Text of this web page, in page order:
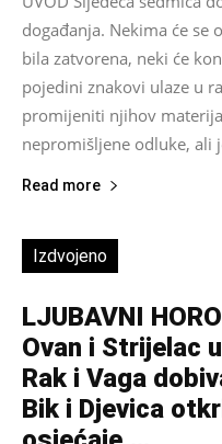
događanja. Nekima će se
bila zatvorena, neki će
pojedini znakovi ulaze u
promijeniti njihov
nepromišljene odluke, ali
Read more
Izdvojeno
LJUBAVNI
Ovan i Strijelac
Rak i Vaga
Bik i Djevica